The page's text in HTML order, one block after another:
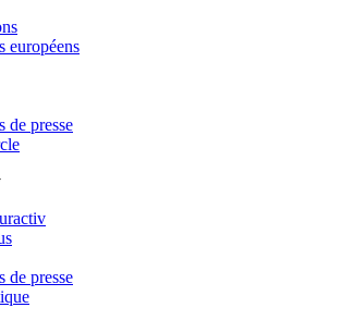
européens
de presse
de presse